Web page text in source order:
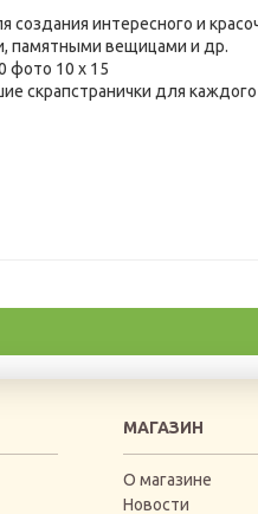
создания интересного и
памятными вещицами и др.
фото 10 х 15
скрапстранички для
МАГАЗИН
О магазине
Новости